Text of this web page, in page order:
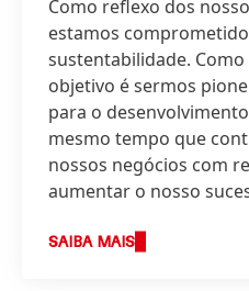
Como reflexo dos
estamos
sustentabilidade.
objetivo é sermos
para o
mesmo tempo que
nossos negócios com
aumentar o nosso
SAIBA MAIS